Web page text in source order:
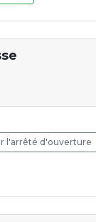
l'arrêté d'ouverture